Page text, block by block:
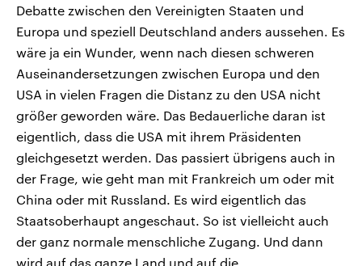
Debatte zwischen den Vereinigten Staaten und
Europa und speziell Deutschland anders aussehen. Es
wäre ja ein Wunder, wenn nach diesen schweren
Auseinandersetzungen zwischen Europa und den
USA in vielen Fragen die Distanz zu den USA nicht
größer geworden wäre. Das Bedauerliche daran ist
eigentlich, dass die USA mit ihrem Präsidenten
gleichgesetzt werden. Das passiert übrigens auch in
der Frage, wie geht man mit Frankreich um oder mit
China oder mit Russland. Es wird eigentlich das
Staatsoberhaupt angeschaut. So ist vielleicht auch
der ganz normale menschliche Zugang. Und dann
wird auf das ganze Land und auf die